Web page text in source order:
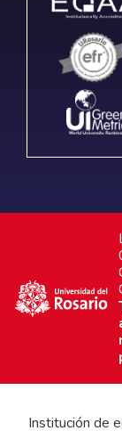
Institución de